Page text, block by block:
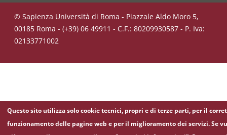
© Sapienza Università di Roma - Piazzale Aldo Moro 5,
00185 Roma - (+39) 06 49911 - C.F.: 80209930587 - P. Iva:
02133771002
Questo sito utilizza solo cookie tecnici, propri e di terze parti, per il
funzionamento delle pagine web e per il miglioramento dei servizi. Se